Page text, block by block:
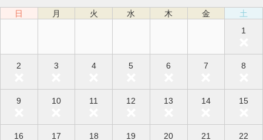
日 月 火 水 木 金
土
1
2 3 4 5 6 7 8
9 10 11 12 13 14 15
16 17 18 19 20 21 22